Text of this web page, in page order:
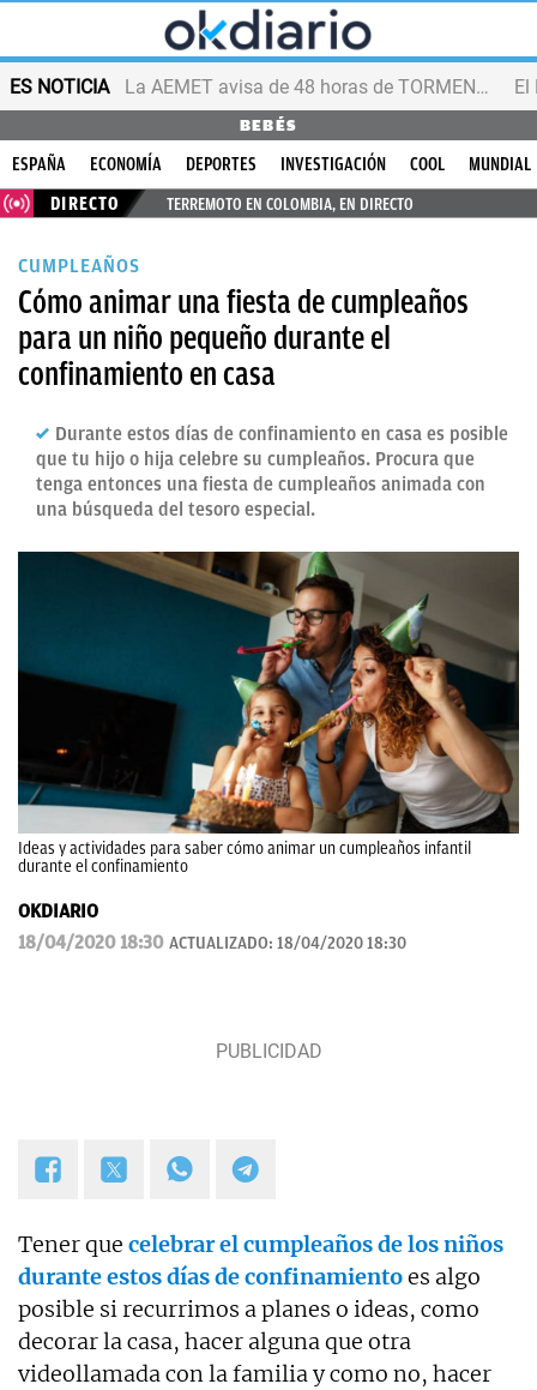
ES NOTICIA La AEMET avisa de 48 horas de TORMENTAS y GRANIZO
BEBÉS
ESPAÑA ECONOMÍA DEPORTES INVESTIGACIÓN COOL
MUNDIAL
DIRECTO
TERREMOTO EN COLOMBIA, EN DIRECTO
CUMPLEAÑOS
Cómo animar una fiesta de cumpleaños
para un niño pequeño durante el
confinamiento en casa
Durante estos días de confinamiento en casa es posible
que tu hijo o hija celebre su cumpleaños. Procura que
tenga entonces una fiesta de cumpleaños animada con
una búsqueda del tesoro especial.
Ideas y actividades para saber cómo animar un cumpleaños infantil
durante el confinamiento
OKDIARIO
18/04/2020 18:30 ACTUALIZADO: 18/04/2020 18:30
Tener que celebrar el cumpleaños de los niños
durante estos días de confinamientoes algo
posible si recurrimos a planes o ideas, como
decorar la casa, hacer alguna que otra
videollamada con la familia y como no, hacer